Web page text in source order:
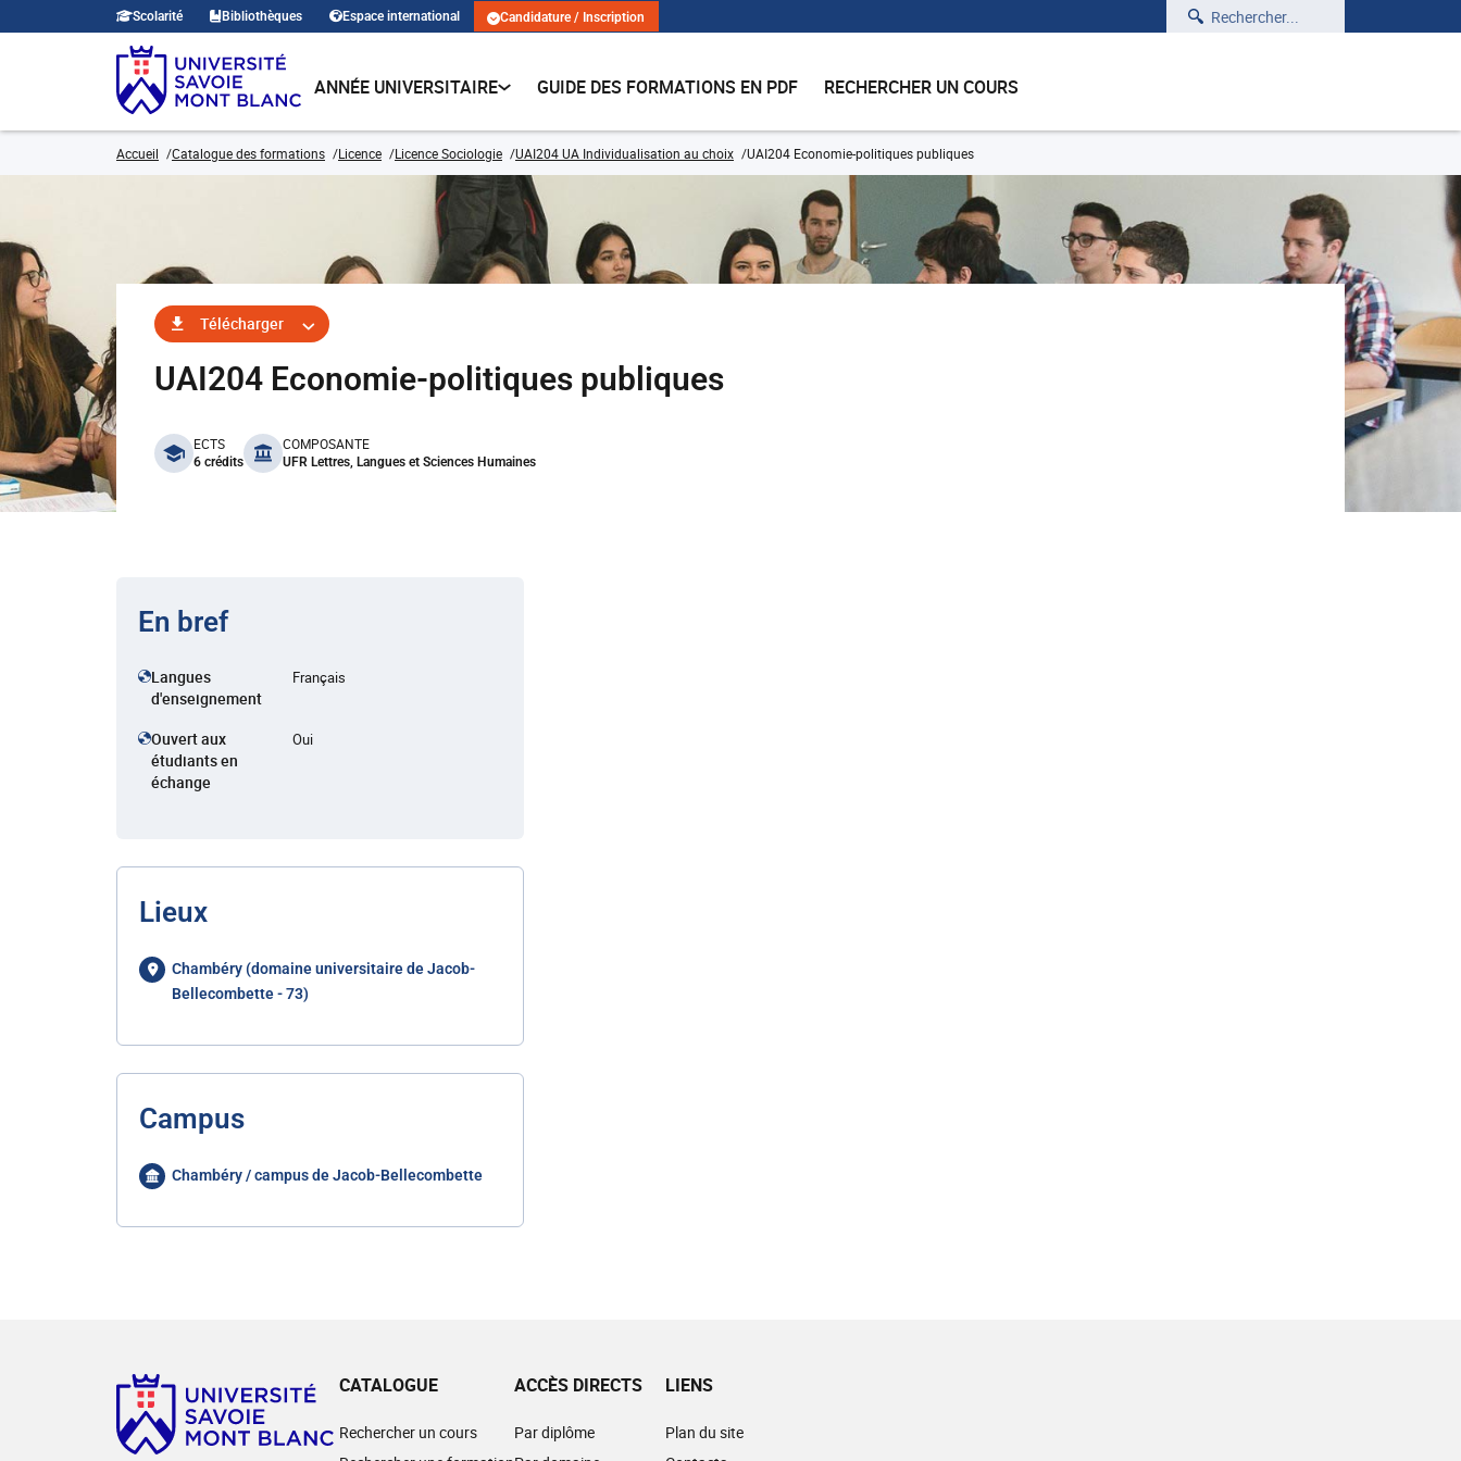
Scolarité Bibliothèques Espace international Candidature / Inscription Rechercher
ANNÉE UNIVERSITAIRE GUIDE DES FORMATIONS EN PDF RECHERCHER UN COURS
Accueil Catalogue des formations Licence Licence Sociologie UAI204 UA Individualisation au choix UAI204 Economie-politiques publiques
Télécharger
UAI204 Economie-politiques publiques
benefits
ECTS
6 crédits
COMPOSANTE
UFR Lettres, Langues et Sciences Humaines
En bref
Langues
d'enseignement
Français
Ouvert aux
étudiants en
échange
Oui
Lieux
Chambéry (domaine universitaire de Jacob-
Bellecombette - 73)
Campus
Chambéry / campus de Jacob-Bellecombette
CATALOGUE
Rechercher un cours
ACCÈS DIRECTS
Par diplôme
LIENS
Plan du site